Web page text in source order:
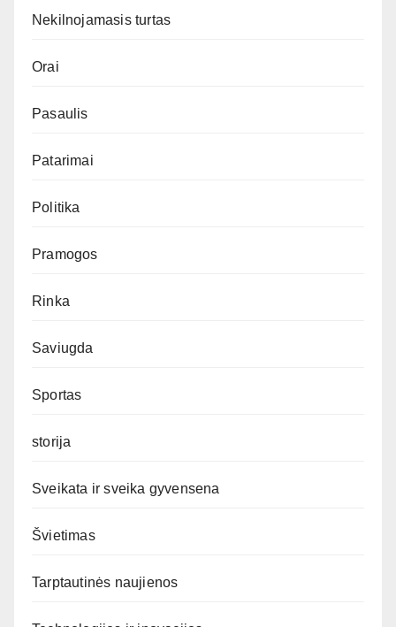
Nekilnojamasis turtas
Orai
Pasaulis
Patarimai
Politika
Pramogos
Rinka
Saviugda
Sportas
storija
Sveikata ir sveika gyvensena
Švietimas
Tarptautinės naujienos